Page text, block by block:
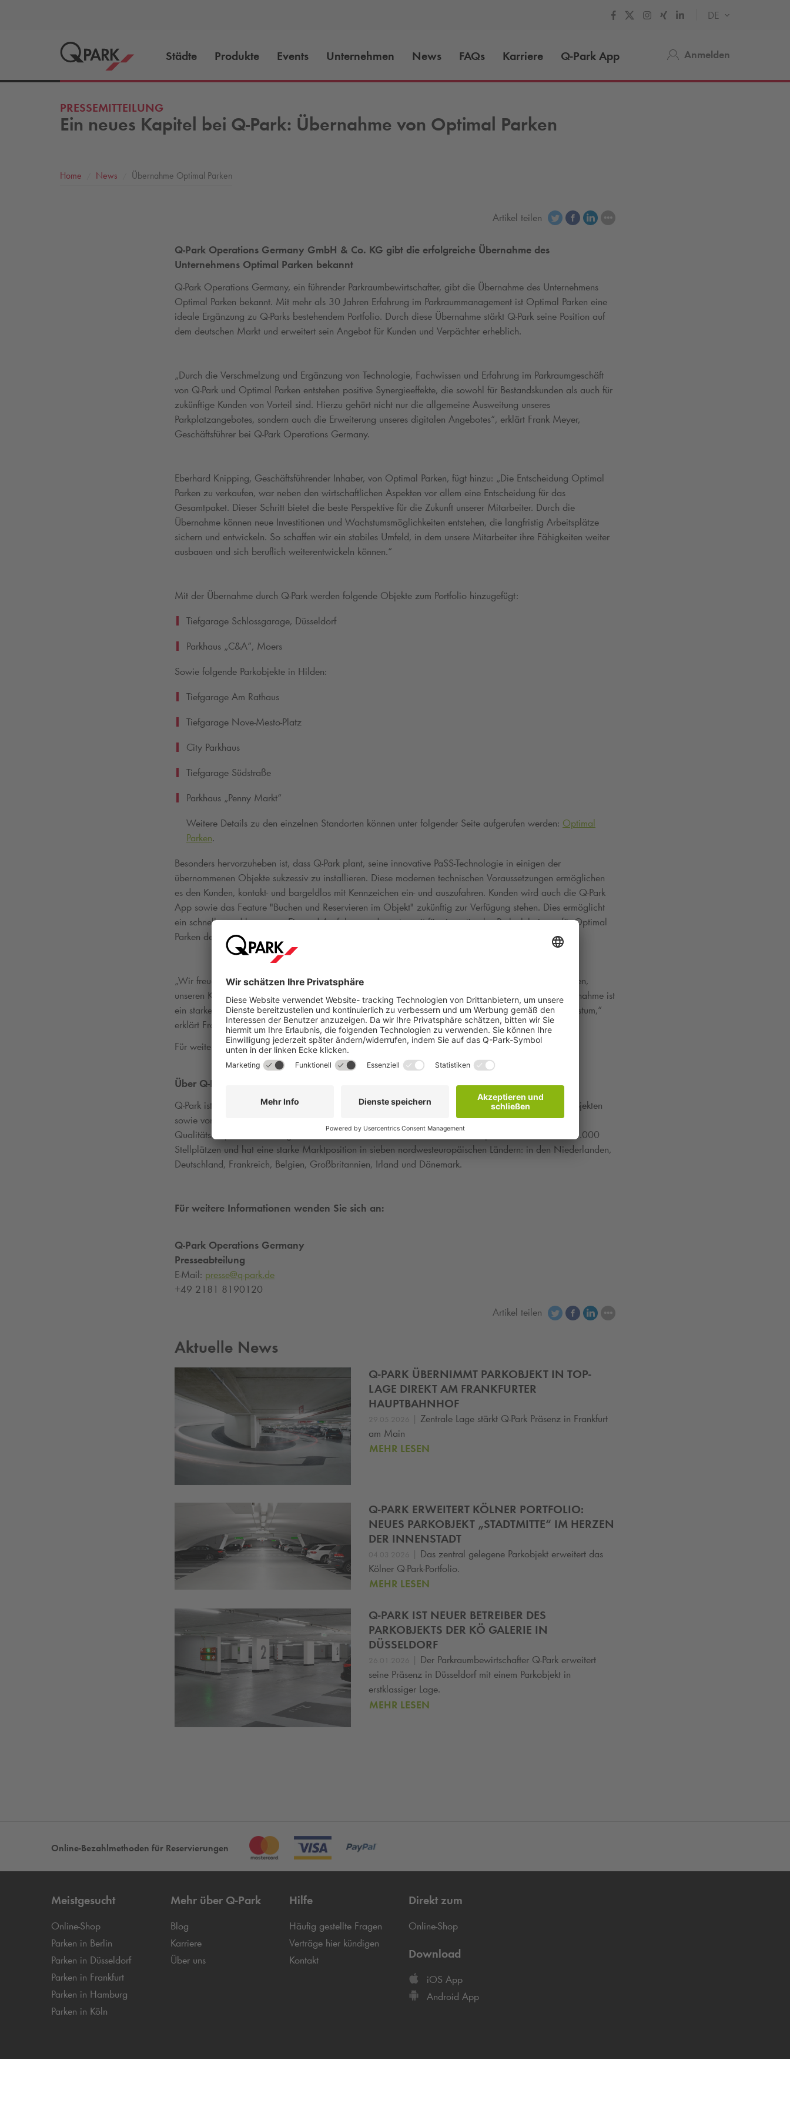
DE
Städte Produkte Events Unternehmen News FAQs Karriere Q-Park App Anmelden
PRESSEMITTEILUNG
Ein neues Kapitel bei Q-Park: Übernahme von Optimal Parken
Home News Übernahme Optimal Parken
Artikel teilen
Q-Park Operations Germany GmbH & Co. KG gibt die erfolgreiche Übernahme des
Unternehmens Optimal Parken bekannt
Q-Park Operations Germany, ein führender Parkraumbewirtschafter, gibt die Übernahme des Unternehmens
Optimal Parken bekannt. Mit mehr als 30 Jahren Erfahrung im Parkraummanagement ist Optimal Parken eine
ideale Ergänzung zu Q-Parks bestehendem Portfolio. Durch diese Übernahme stärkt Q-Park seine Position auf
dem deutschen Markt und erweitert sein Angebot für Kunden und Verpächter erheblich.
„Durch die Verschmelzung und Ergänzung von Technologie, Fachwissen und Erfahrung im Parkraumgeschäft
von Q-Park und Optimal Parken entstehen positive Synergieeffekte, die sowohl für Bestandskunden als auch für
zukünftige Kunden von Vorteil sind. Hierzu gehört nicht nur die allgemeine Ausweitung unseres
Parkplatzangebotes, sondern auch die Erweiterung unseres digitalen Angebotes“, erklärt Frank Meyer,
Geschäftsführer bei Q-Park Operations Germany.
Eberhard Knipping, Geschäftsführender Inhaber, von Optimal Parken, fügt hinzu: „Die Entscheidung Optimal
Parken zu verkaufen, war neben den wirtschaftlichen Aspekten vor allem eine Entscheidung für das
Gesamtpaket. Dieser Schritt bietet die beste Perspektive für die Zukunft unserer Mitarbeiter. Durch die
Übernahme können neue Investitionen und Wachstumsmöglichkeiten entstehen, die langfristig Arbeitsplätze
sichern und entwickeln. So schaffen wir ein stabiles Umfeld, in dem unsere Mitarbeiter ihre Fähigkeiten weiter
ausbauen und sich beruflich weiterentwickeln können.“
Mit der Übernahme durch Q-Park werden folgende Objekte zum Portfolio hinzugefügt:
Tiefgarage Schlossgarage, Düsseldorf
Parkhaus „C&A“, Moers
Sowie folgende Parkobjekte in Hilden:
Tiefgarage Am Rathaus
Tiefgarage Nove-Mesto-Platz
City Parkhaus
Tiefgarage Südstraße
Parkhaus „Penny Markt“
Weitere Details zu den einzelnen Standorten können unter folgender Seite aufgerufen werden: Optimal
Parken.
Besonders hervorzuheben ist, dass Q-Park plant, seine innovative PaSS-Technologie in einigen der
übernommenen Objekte sukzessiv zu installieren. Diese modernen technischen Voraussetzungen ermöglichen
es den Kunden, kontakt- und bargeldlos mit Kennzeichen ein- und auszufahren. Kunden wird auch die Q-Park
App sowie das Feature "Buchen und Reservieren im Objekt" zukünftig zur Verfügung stehen. Dies ermöglicht
ein schnelles und bequemes Ein- und Ausfahren und sorgt somit für ein optimales Parkerlebnis, wofür Optimal
Parken den Grundstein legte und
„Wir freuen uns darauf, die Zusammenarbeit mit den ehemaligen Optimal Parken Objekten fortzusetzen,
unseren Kunden ein noch besseres Parkerlebnis zu bieten und unser Portfolio zu erweitern. Diese Übernahme ist
ein starkes Statement unserer strategischen Vision und unseres Engagements für kontinuierliches Wachstum,“
erklärt Frank Meyer abschließend.
Für weitere Details zur Übernahme besuchen Sie bitte unsere Website unterwww.q-park.de.
Über Q-Park
Q-Park ist europaweit einer der führenden Betreiber von eigenen, verwalteten und gepachteten Parkobjekten
sowie von Parkobjekten in Form eines gemischten Geschäftsmodells.
Q-Parkist bekannt für seinen
Qualitätsanspruch und verfügt über einen Bestand von mehr als 3.600 Parkobjekten mit mehr als 706.000
Stellplätzen und hat eine starke Marktposition in sieben nordwesteuropäischen Ländern: in den Niederlanden,
Deutschland, Frankreich, Belgien, Großbritannien, Irland und Dänemark.
Für weitere Informationen wenden Sie sich an:
Q-Park Operations Germany
Presseabteilung
E-Mail: presse@q-park.de
+49 2181 8190120
Artikel teilen
Aktuelle News
Q-PARK ÜBERNIMMT PARKOBJEKT IN TOP-
LAGE DIREKT AM FRANKFURTER
HAUPTBAHNHOF
29.05.2026 | Zentrale Lage stärkt Q-Park Präsenz in Frankfurt
am Main
MEHR LESEN
Q-PARK ERWEITERT KÖLNER PORTFOLIO:
NEUES PARKOBJEKT „STADTMITTE“ IM HERZEN
DER INNENSTADT
04.03.2026 | Das zentral gelegene Parkobjekt erweitert das
Kölner Q‑Park‑Portfolio.
MEHR LESEN
Q-PARK IST NEUER BETREIBER DES
PARKOBJEKTS DER KÖ GALERIE IN
DÜSSELDORF
26.01.2026 | Der Parkraumbewirtschafter Q-Park erweitert
seine Präsenz in Düsseldorf mit einem Parkobjekt in
erstklassiger Lage.
MEHR LESEN
Online-Bezahlmethoden für Reservierungen
Meistgesucht
Online-Shop
Parken in Berlin
Parken in Düsseldorf
Parken in Frankfurt
Parken in Hamburg
Parken in Köln
Mehr über Q-Park
Blog
Karriere
Über uns
Hilfe
Häufig gestellte Fragen
Verträge hier kündigen
Kontakt
Direkt zum
Online-Shop
Download
iOS App
Android App